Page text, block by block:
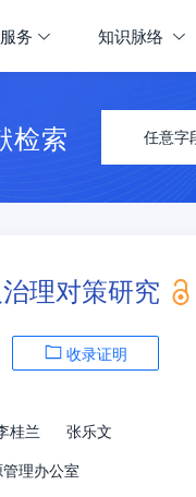
务 知识脉络
检索 任意字
理对策研究
收录证明
桂兰
张乐文
理办公室